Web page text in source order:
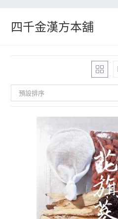
四千金漢方本舖
預設排序